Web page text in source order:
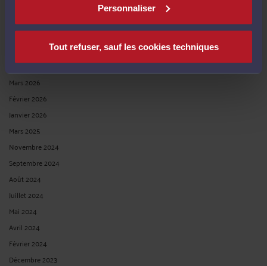
Personnaliser
Tout refuser, sauf les cookies techniques
ARCHIVES
Août 2026
Mars 2026
Février 2026
Janvier 2026
Mars 2025
Novembre 2024
Septembre 2024
Août 2024
Juillet 2024
Mai 2024
Avril 2024
Février 2024
Décembre 2023